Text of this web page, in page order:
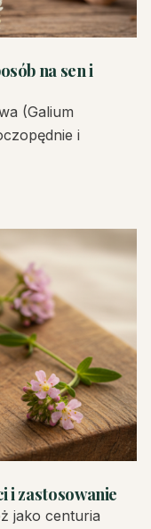
na sen i
(Galium
i
i zastosowanie
jako centuria